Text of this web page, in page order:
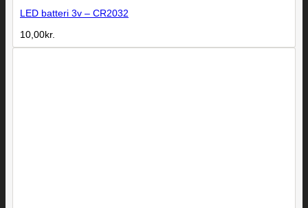
LED batteri 3v – CR2032
10,00kr.